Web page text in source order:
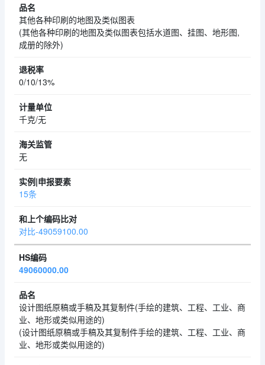
其他各种印刷的地图及类似图表
(其他各种印刷的地图及类似图表包括水道图、挂图、地形图,
成册的除外)
0/10/13%
千克/无
无
15条
对比-49059100.00
49060000.00
设计图纸原稿或手稿及其复制件(手绘的建筑、工程、工业、商
业、地形或类似用途的)
(设计图纸原稿或手稿及其复制件手绘的建筑、工程、工业、商
业、地形或类似用途的)